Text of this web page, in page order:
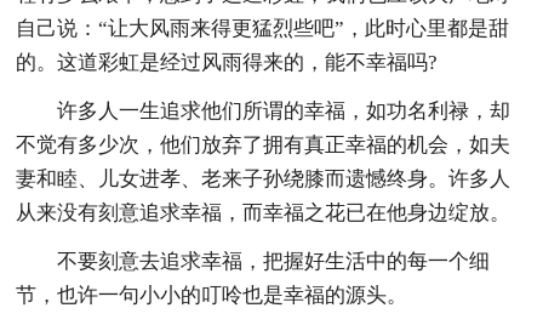
自己说：“让大风雨来得更猛烈些吧”，此时心里都是甜
的。这道彩虹是经过风雨得来的，能不幸福吗?
许多人一生追求他们所谓的幸福，如功名利禄，却
不觉有多少次，他们放弃了拥有真正幸福的机会，如夫
妻和睦、儿女进孝、老来子孙绕膝而遗憾终身。许多人
从来没有刻意追求幸福，而幸福之花已在他身边绽放。
不要刻意去追求幸福，把握好生活中的每一个细
节，也许一句小小的叮呤也是幸福的源头。